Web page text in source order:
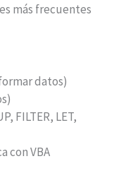
más frecuentes
datos)
FILTER, LET,
con VBA